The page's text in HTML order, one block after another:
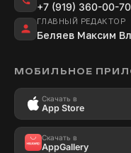
+7 (919) 360-00-70
ГЛАВНЫЙ РЕДАКТОР
Беляев Максим
МОБИЛЬНОЕ
Скачать в
App Store
Скачать в
AppGallery